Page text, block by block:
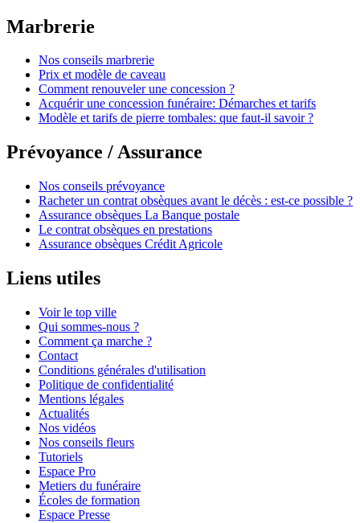
Marbrerie
Nos conseils marbrerie
Prix et modèle de caveau
Comment renouveler une concession ?
Acquérir une concession funéraire: Démarches et tarifs
Modèle et tarifs de pierre tombales: que faut-il savoir ?
Prévoyance / Assurance
Nos conseils prévoyance
Racheter un contrat obsèques avant le décès : est-ce possible ?
Assurance obsèques La Banque postale
Le contrat obsèques en prestations
Assurance obsèques Crédit Agricole
Liens utiles
Voir le top ville
Qui sommes-nous ?
Comment ça marche ?
Contact
Conditions générales d'utilisation
Politique de confidentialité
Mentions légales
Actualités
Nos vidéos
Nos conseils fleurs
Tutoriels
Espace Pro
Metiers du funéraire
Écoles de formation
Espace Presse